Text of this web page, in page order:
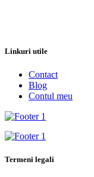
Linkuri utile
Contact
Blog
Contul meu
Termeni legali